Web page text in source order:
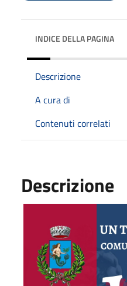
INDICE DELLA PAGINA
Descrizione
A cura di
Contenuti correlati
Descrizione